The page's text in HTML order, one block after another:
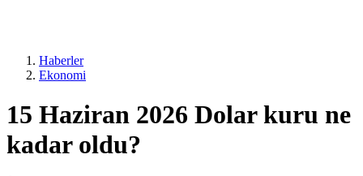
Haberler
Ekonomi
15 Haziran 2026 Dolar kuru ne
kadar oldu?